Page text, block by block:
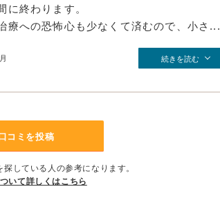
に終わります。
療への恐怖心も少なくて済むので、小さ...
続きを読む
コミを投稿
している人の参考になります。
いて詳しくはこちら